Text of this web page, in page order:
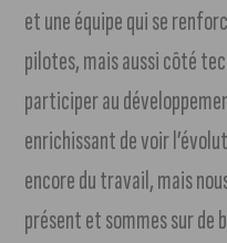
et une équipe qui se
pilotes, mais aussi côté
participer au
enrichissant de voir
encore du travail, mais
présent et sommes sur de